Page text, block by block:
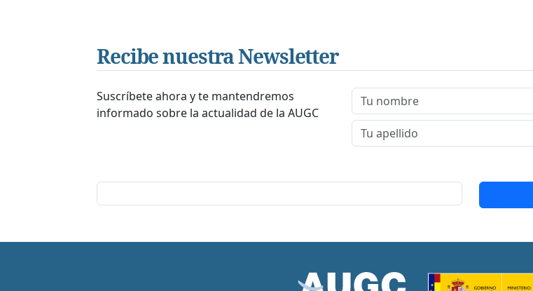
Recibe nuestra Newsletter
Suscríbete ahora y te mantendremos
informado sobre la actualidad de la AUGC